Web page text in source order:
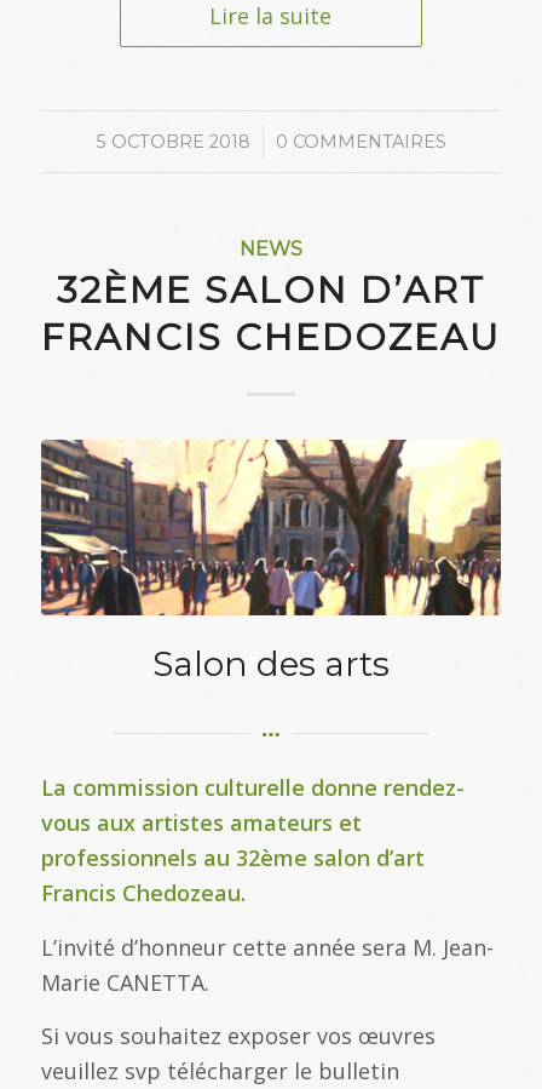
Lire la suite
5 OCTOBRE 2018
/ 0 COMMENTAIRES
NEWS
32ÈME SALON D’ART
FRANCIS CHEDOZEAU
Salon des arts
La commission culturelle donne rendez-
vous aux artistes amateurs et
professionnels au 32ème salon d’art
Francis Chedozeau.
L’invité d’honneur cette année sera M. Jean-
Marie CANETTA.
Si vous souhaitez exposer vos œuvres
veuillez svp télécharger le bulletin